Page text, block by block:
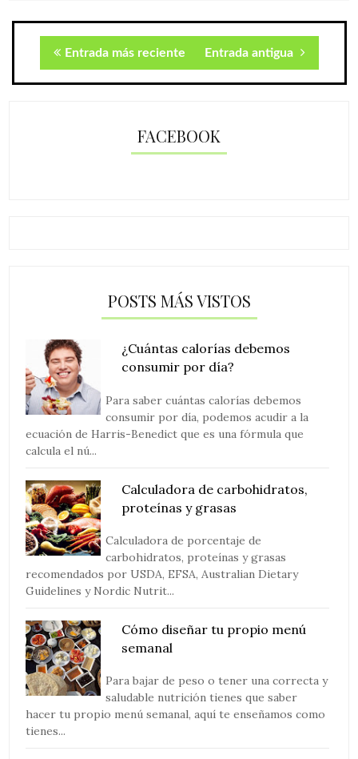
Entrada más reciente Entrada antigua
FACEBOOK
POSTS MÁS VISTOS
¿Cuántas calorías debemos
consumir por día?
Para saber cuántas calorías debemos
consumir por día, podemos acudir a la
ecuación de Harris-Benedict que es una fórmula que
calcula el nú...
Calculadora de carbohidratos,
proteínas y grasas
Calculadora de porcentaje de
carbohidratos, proteínas y grasas
recomendados por USDA, EFSA, Australian Dietary
Guidelines y Nordic Nutrit...
Cómo diseñar tu propio menú
semanal
Para bajar de peso o tener una correcta y
saludable nutrición tienes que saber
hacer tu propio menú semanal, aquí te enseñamos como
tienes...